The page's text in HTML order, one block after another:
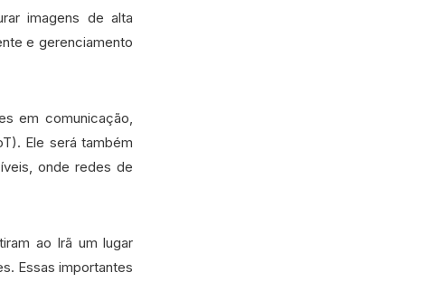
imagens de alta
e gerenciamento
em comunicação,
Ele será também
onde redes de
ao Irã um lugar
Essas importantes